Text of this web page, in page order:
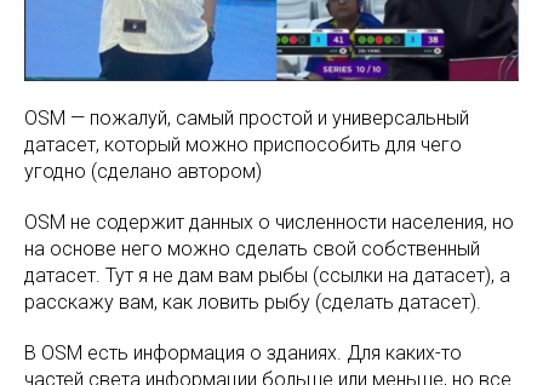
OSM — пожалуй, самый простой и универсальный
датасет, который можно приспособить для чего
угодно (сделано автором)
OSM не содержит данных о численности населения, но
на основе него можно сделать свой собственный
датасет. Тут я не дам вам рыбы (ссылки на датасет), а
расскажу вам, как ловить рыбу (сделать датасет).
В OSM есть информация о зданиях. Для каких-то
частей света информации больше или меньше, но все